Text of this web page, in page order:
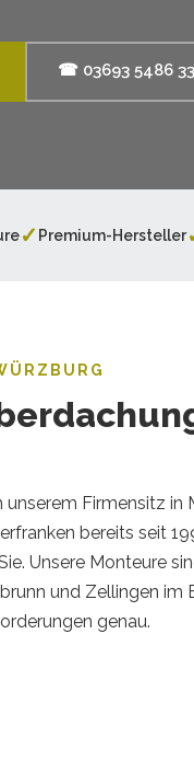
☎ 03693 5486
✓ Premium-Hersteller
unserem Firmensitz in
bereits seit
Unsere Monteure
und Zellingen im
genau.